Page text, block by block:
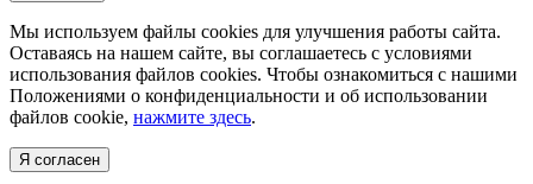
Мы используем файлы cookies для улучшения работы сайта.
Оставаясь на нашем сайте, вы соглашаетесь с условиями
использования файлов cookies. Чтобы ознакомиться с нашими
Положениями о конфиденциальности и об использовании
файлов cookie, нажмите здесь.
Я согласен